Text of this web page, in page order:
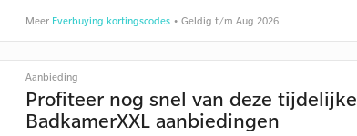
Meer Everbuying kortingscodes• Geldig t/m Aug 2026
Aanbieding
Profiteer nog snel van deze tijdelijke
BadkamerXXL aanbiedingen